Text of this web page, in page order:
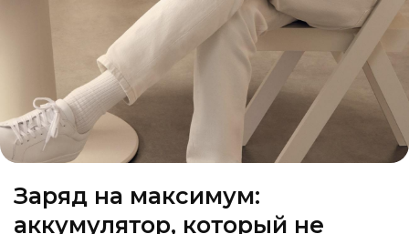
Заряд на максимум:
аккумулятор, который не